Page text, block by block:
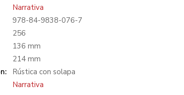
Narrativa
978-84-9838-076-7
256
136 mm
214 mm
Rústica con solapa
Narrativa